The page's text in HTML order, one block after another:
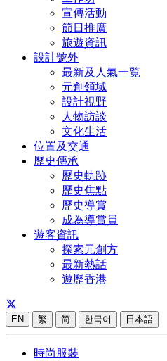
宣傳活動
節日推廣
旅遊資訊
設計號外
最新及人氣一覧
元創領域
設計視野
人物訪談
文化生活
位置及交通
歷史傳承
歷史軌跡
歷史焦點
歷史導賞
成為導賞員
遊客資訊
探索元創方
最新熱話
遊歷香港
EN 繁 简 한국어 日本語
時尚服裝